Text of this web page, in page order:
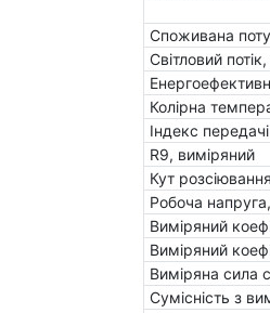
Споживана
Світловий
Колірна
Індекс
R9, виміряний
Кут
Робоча
Виміряний
Виміряний
Виміряна сила
Сумісність з